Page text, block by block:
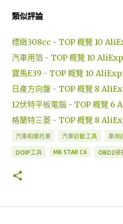
類似評論
標緻308cc - TOP 概覽 10
汽車用箔 - TOP 概覽 10
寶馬E39 - TOP 概覽 10
日產方向盤 - TOP 概覽 8
12伏特平板電腦 - TOP 概覽 6
格蘭特三菱 - TOP 概覽 8
汽車和摩托車 汽車診斷工具 車用
DOIP工具 MB STAR C6 OBD2掃